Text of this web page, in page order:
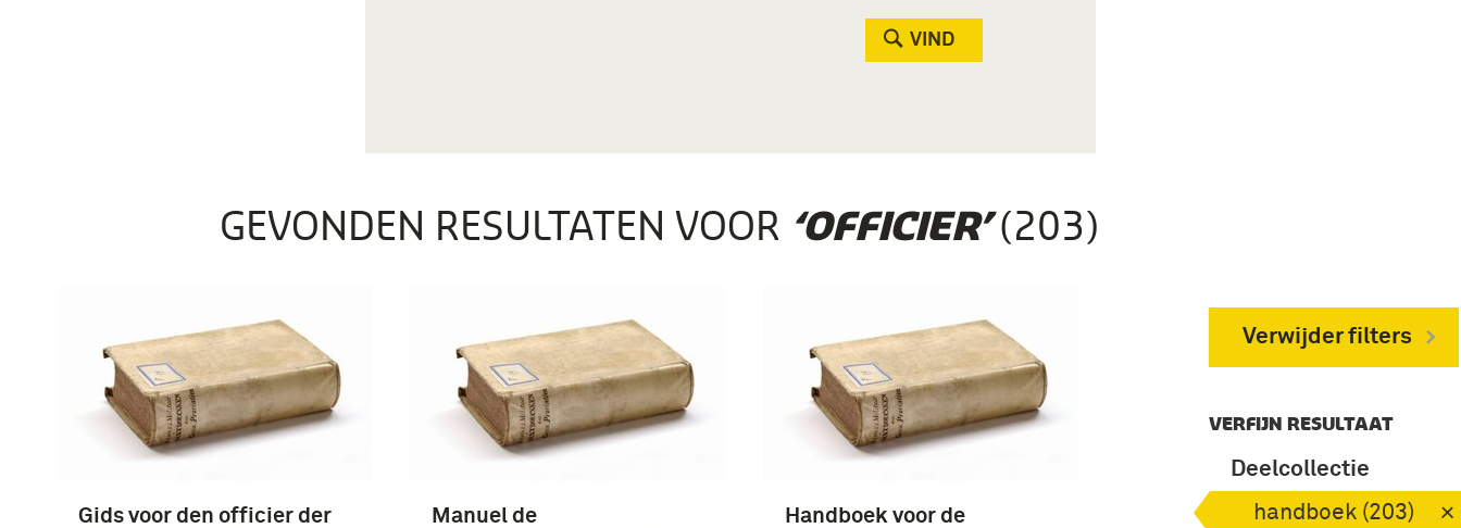
VIND
GEVONDEN RESULTATEN VOOR ‘OFFICIER’(203)
Verwijder filters
VERFIJN RESULTAAT
Deelcollectie
handboek (203)
Gids voor den officier der
Manuel de
Handboek voor de